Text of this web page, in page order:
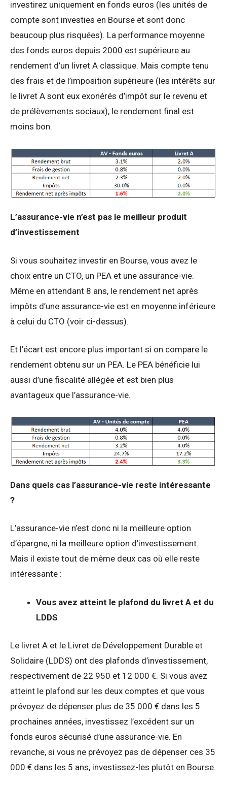
investirez uniquement en fonds euros (les unités de
compte sont investies en Bourse et sont donc
beaucoup plus risquées). La performance moyenne
des fonds euros depuis 2000 est supérieure au
rendement d’un livret A classique. Mais compte tenu
des frais et de l’imposition supérieure (les intérêts sur
le livret A sont eux exonérés d’impôt sur le revenu et
de prélèvements sociaux), le rendement final est
moins bon.
L’assurance-vie n’est pas le meilleur produit
d’investissement
Si vous souhaitez investir en Bourse, vous avez le
choix entre un CTO, un PEA et une assurance-vie.
Même en attendant 8 ans, le rendement net après
impôts d’une assurance-vie est en moyenne inférieure
à celui du CTO (voir ci-dessus).
Et l’écart est encore plus important si on compare le
rendement obtenu sur un PEA. Le PEA bénéficie lui
aussi d’une fiscalité allégée et est bien plus
avantageux que l’assurance-vie.
Dans quels cas l’assurance-vie reste intéressante
?
L’assurance-vie n’est donc ni la meilleure option
d’épargne, ni la meilleure option d’investissement.
Mais il existe tout de même deux cas où elle reste
intéressante :
Vous avez atteint le plafond du livret A et du
LDDS
Le livret A et le Livret de Développement Durable et
Solidaire (LDDS) ont des plafonds d’investissement,
respectivement de 22 950 et 12 000 €. Si vous avez
atteint le plafond sur les deux comptes et que vous
prévoyez de dépenser plus de 35 000 € dans les 5
prochaines années, investissez l’excédent sur un
fonds euros sécurisé d’une assurance-vie. En
revanche, si vous ne prévoyez pas de dépenser ces 35
000 € dans les 5 ans, investissez-les plutôt en Bourse.